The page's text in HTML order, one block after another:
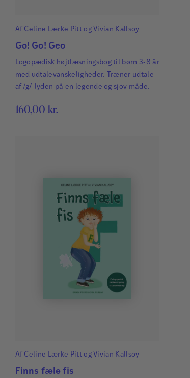
Af Celine Lærke Pittog Vivian Kallsoy
Go! Go! Geo
Logopædisk højtlæsningsbog til børn 3-8 år
med udtalevanskeligheder. Træner udtale
af /g/-lyden på en legende og sjov måde.
160,00 kr.
Af Celine Lærke Pittog Vivian Kallsoy
Finns fæle fis